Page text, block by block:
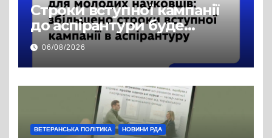
Строки вступної кампанії
до аспірантури буде
продовжено
06/08/2026
ВЕТЕРАНСЬКА ПОЛІТИКА НОВИНИ РДА